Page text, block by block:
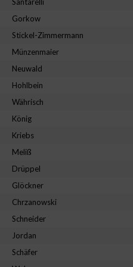
Gorkow
Stickel-Zimmermann
Münzenmaier
Neuwald
Hohlbein
Währisch
König
Kriebs
Meliß
Drüppel
Glöckner
Chrzanowski
Schneider
Jordan
Schäfer
identifizieren